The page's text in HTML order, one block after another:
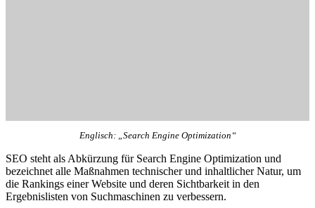
Englisch: „Search Engine Optimization“
SEO steht als Abkürzung für Search Engine Optimization und
bezeichnet alle Maßnahmen technischer und inhaltlicher Natur, um
die Rankings einer Website und deren Sichtbarkeit in den
Ergebnislisten von Suchmaschinen zu verbessern.